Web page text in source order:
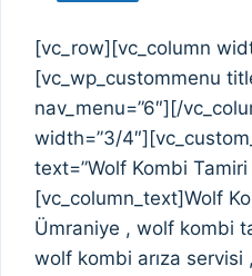
[vc_row][vc_column
[vc_wp_custommenu
nav_menu=”6″][/
width=”3/
text=”Wolf Kombi Tamiri
[vc_column_text]Wolf
Ümraniye , wolf kombi
wolf kombi arıza servisi